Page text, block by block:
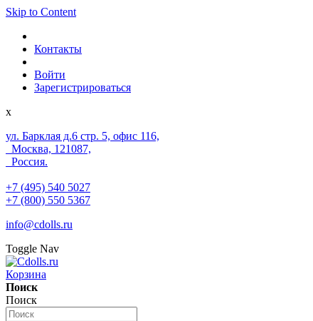
Skip to Content
Контакты
Войти
Зарегистрироваться
x
ул. Барклая д.6 стр. 5, офис 116,
Москва, 121087,
Россия.
+7 (495) 540 5027
+7 (800) 550 5367
info@cdolls.ru
Toggle Nav
Корзина
Поиск
Поиск